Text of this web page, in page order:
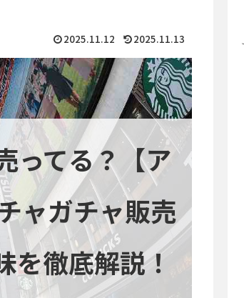
2025.11.12 2025.11.13
ってる？【ア
ャガチャ販売
を徹底解説！